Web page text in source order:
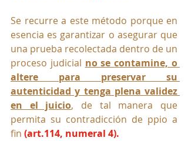
Se recurre a este método porque en
esencia es garantizar o asegurar que
una prueba recolectada dentro de un
proceso judicial no se contamine, o
altere para preservar su
autenticidad y tenga plena validez
en el juicio, de tal manera que
permita su contradicción de ppio a
fin (art.114, numeral 4).